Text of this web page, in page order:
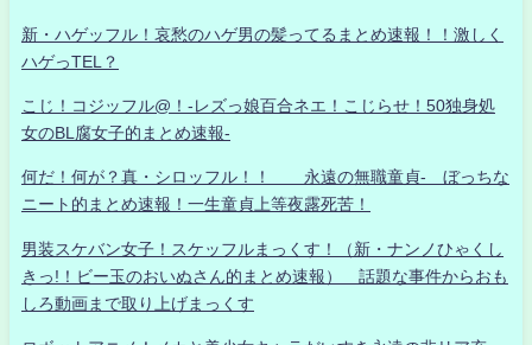
新・ハゲッフル！哀愁のハゲ男の髪ってるまとめ速報！！激しく
ハゲっTEL？
こじ！コジッフル@！-レズっ娘百合ネエ！こじらせ！50独身処
女のBL腐女子的まとめ速報-
何だ！何が？真・シロッフル！！ 永遠の無職童貞- ぼっちな
ニート的まとめ速報！一生童貞上等夜露死苦！
男装スケバン女子！スケッフルまっくす！（新・ナンノひゃくし
きっ!！ビー玉のおいぬさん的まとめ速報） 話題な事件からおも
しろ動画まで取り上げまっくす